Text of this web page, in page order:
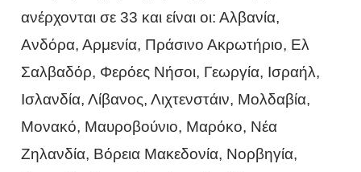
ανέρχονται σε 33 και είναι οι: Αλβανία,
Ανδόρα, Αρμενία, Πράσινο Ακρωτήριο, Ελ
Σαλβαδόρ, Φερόες Νήσοι, Γεωργία, Ισραήλ,
Ισλανδία, Λίβανος, Λιχτενστάιν, Μολδαβία,
Μονακό, Μαυροβούνιο, Μαρόκο, Νέα
Ζηλανδία, Βόρεια Μακεδονία, Νορβηγία,